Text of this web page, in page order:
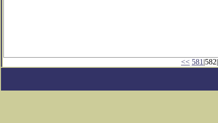
<< 581 |582|